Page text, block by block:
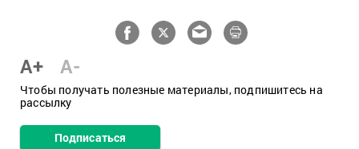
A+ A-
Чтобы получать полезные материалы, подпишитесь на
рассылку
Подписаться